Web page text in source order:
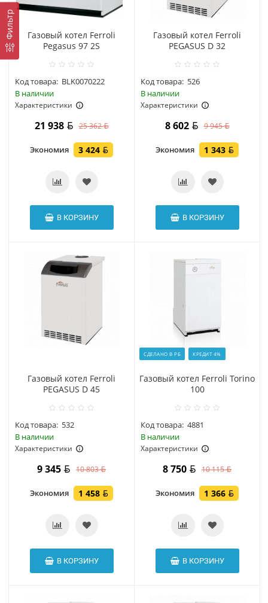
Фильтр
Газовый котел Ferroli
Pegasus 97 2S
Код товара: BLK0070222
В наличии
Характеристики
21 938 25 362
Экономия 3 424
В КОРЗИНУ
Газовый котел Ferroli
PEGASUS D 32
Код товара: 526
В наличии
Характеристики
8 602 9 945
Экономия 1 343
В КОРЗИНУ
Газовый котел Ferroli
PEGASUS D 45
Код товара: 532
В наличии
Характеристики
9 345 10 803
Экономия 1 458
В КОРЗИНУ
СДЕЛАНО В РБ КРЕДИТ 4%
Газовый котел Ferroli Torino
100
Код товара: 4881
В наличии
Характеристики
8 750 10 115
Экономия 1 366
В КОРЗИНУ